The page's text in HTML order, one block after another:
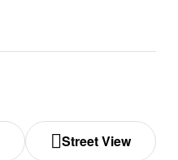
Street View